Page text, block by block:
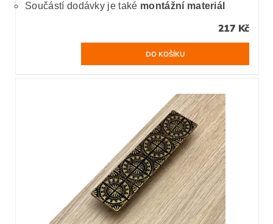
Součástí dodávky je také montážní materiál
217 Kč